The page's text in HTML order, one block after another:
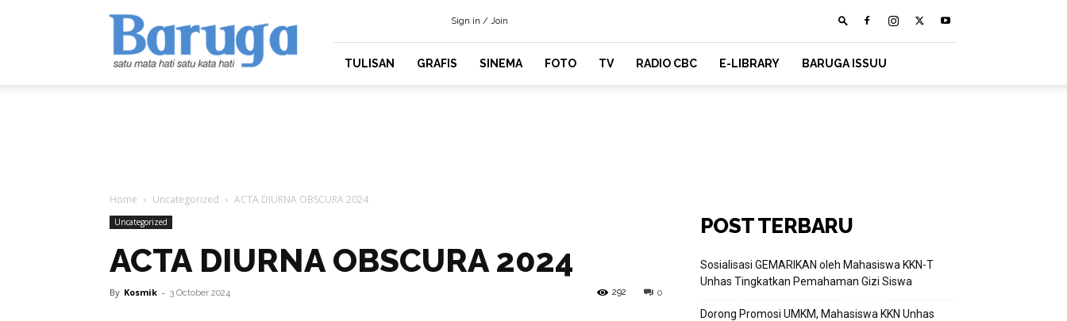
Baruga.id
Sign in / Join
TULISAN GRAFIS SINEMA FOTO TV RADIO CBC E-LIBRARY BARUGA ISSUU
Home Uncategorized ACTA DIURNA OBSCURA 2024
Uncategorized
ACTA DIURNA OBSCURA 2024
By Kosmik - 3 October 2024 0
292
POST TERBARU
Sosialisasi GEMARIKAN oleh Mahasiswa KKN-T
Unhas Tingkatkan Pemahaman Gizi Siswa
Dorong Promosi UMKM, Mahasiswa KKN Unhas